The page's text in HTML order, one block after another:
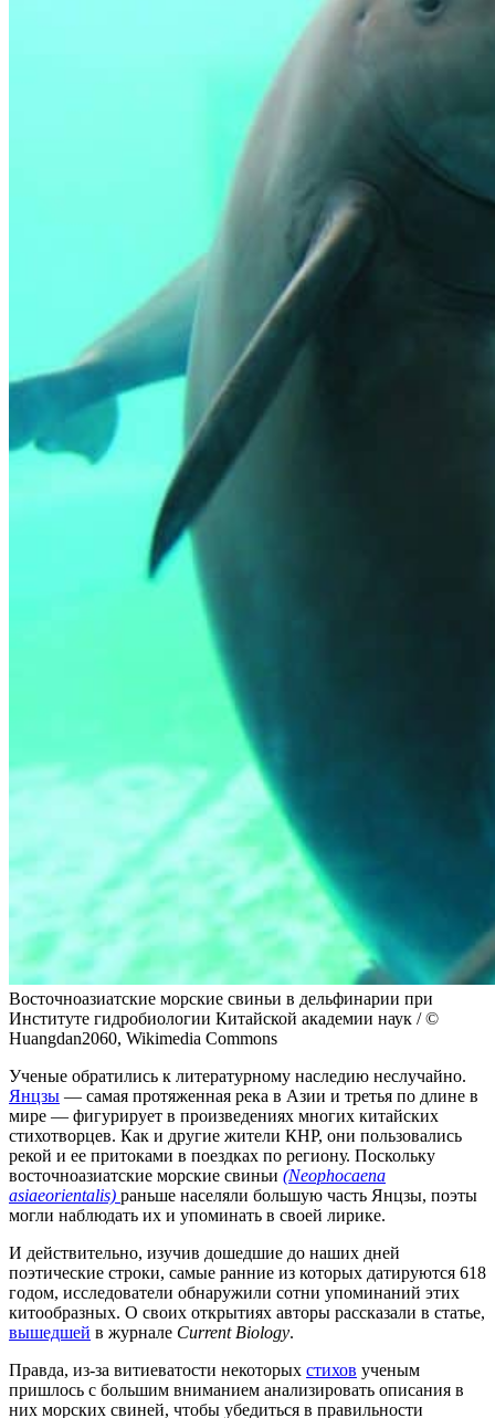
Восточноазиатские морские свиньи в дельфинарии при
Институте гидробиологии Китайской академии наук / ©
Huangdan2060, Wikimedia Commons
Ученые обратились к литературному наследию неслучайно.
Янцзы — самая протяженная река в Азии и третья по длине в
мире — фигурирует в произведениях многих китайских
стихотворцев. Как и другие жители КНР, они пользовались
рекой и ее притоками в поездках по региону. Поскольку
восточноазиатские морские свиньи (Neophocaena
asiaeorientalis) раньше населяли большую часть Янцзы, поэты
могли наблюдать их и упоминать в своей лирике.
И действительно, изучив дошедшие до наших дней
поэтические строки, самые ранние из которых датируются 618
годом, исследователи обнаружили сотни упоминаний этих
китообразных. О своих открытиях авторы рассказали в статье,
вышедшей в журнале Current Biology.
Правда, из-за витиеватости некоторых стихов ученым
пришлось с большим вниманием анализировать описания в
них морских свиней, чтобы убедиться в правильности